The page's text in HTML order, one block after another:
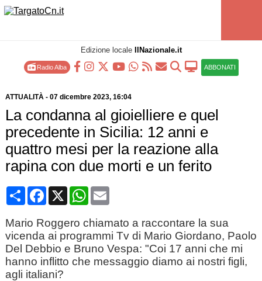
Edizione locale IlNazionale.it
Radio Alba ABBONATI
ATTUALITÀ- 07 dicembre 2023, 16:04
La condanna al gioielliere e quel
precedente in Sicilia: 12 anni e
quattro mesi per la reazione alla
rapina con due morti e un ferito
CondividiFacebook
X WhatsApp
Email
Mario Roggero chiamato a raccontare la sua
vicenda ai programmi Tv di Mario Giordano, Paolo
Del Debbio e Bruno Vespa: "Coi 17 anni che mi
hanno inflitto che messaggio diamo ai nostri figli,
agli italiani?